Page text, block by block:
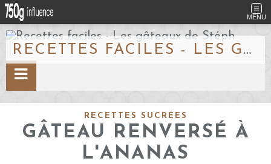
MENU
RECETTES FACILES - LES GÂTEAUX DE STÉPH
RECETTES SUCRÉES
GÂTEAU RENVERSÉ À
L'ANANAS